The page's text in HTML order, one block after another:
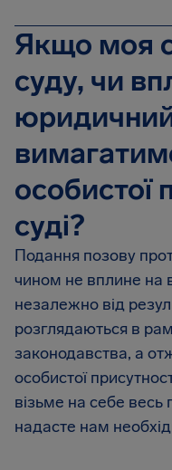
Якщо моя
суду, чи
особистої
суді?
Подання позову
чином не вплине на
незалежно від
розглядаються в
законодавства, а
особистої
візьме на себе весь
надасте нам